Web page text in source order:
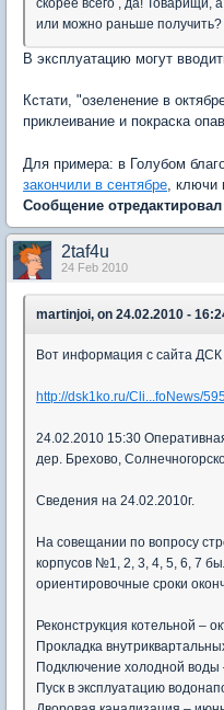
или можно раньше получить?
В эксплуатацию могут
Кстати, "озеленение в
приклеивание и покраска
Для примера: в Голубом
закончили в сентябре, ключи
Сообщение отредактировал
2taf4u
24 Feb 2010
martinjoi, on 24.02.2010 -
Вот информация с сайта ДСК
http://dsk1ko.ru/Cli...foNews/
24.02.2010 15:30
дер. Брехово,
Сведения на 24.02.2010г.
На совещании по вопросу
корпусов №1, 2, 3, 4, 5, 6, 7
ориентировочные сроки
Реконструкция котельной –
Прокладка
Подключение холодной воды
Пуск в эксплуатацию